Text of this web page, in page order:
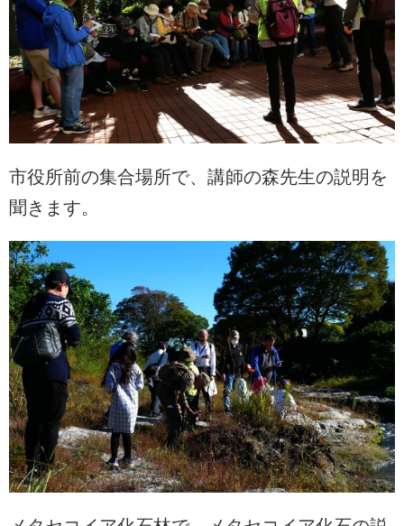
市役所前の集合場所で、講師の森先生の説明を
聞きます。